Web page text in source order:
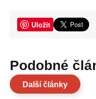
Uložit
Podobné
Další články